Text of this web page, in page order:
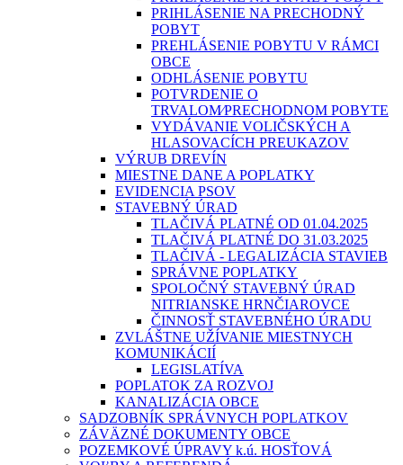
PRIHLÁSENIE NA PRECHODNÝ
POBYT
PREHLÁSENIE POBYTU V RÁMCI
OBCE
ODHLÁSENIE POBYTU
POTVRDENIE O
TRVALOM⁄PRECHODNOM POBYTE
VYDÁVANIE VOLIČSKÝCH A
HLASOVACÍCH PREUKAZOV
VÝRUB DREVÍN
MIESTNE DANE A POPLATKY
EVIDENCIA PSOV
STAVEBNÝ ÚRAD
TLAČIVÁ PLATNÉ OD 01.04.2025
TLAČIVÁ PLATNÉ DO 31.03.2025
TLAČIVÁ - LEGALIZÁCIA STAVIEB
SPRÁVNE POPLATKY
SPOLOČNÝ STAVEBNÝ ÚRAD
NITRIANSKE HRNČIAROVCE
ČINNOSŤ STAVEBNÉHO ÚRADU
ZVLÁŠTNE UŽÍVANIE MIESTNYCH
KOMUNIKÁCIÍ
LEGISLATÍVA
POPLATOK ZA ROZVOJ
KANALIZÁCIA OBCE
SADZOBNÍK SPRÁVNYCH POPLATKOV
ZÁVÄZNÉ DOKUMENTY OBCE
POZEMKOVÉ ÚPRAVY k.ú. HOSŤOVÁ